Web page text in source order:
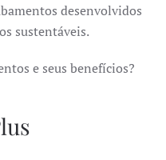
desenvolvidos
sustentáveis.
e seus benefícios?